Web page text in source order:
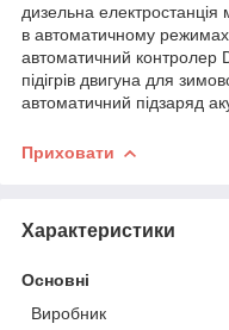
дизельна
в автоматичному
автоматичний контролер
підігрів двигуна для
автоматичний підзаряд
Приховати
Характеристики
Основні
Виробник